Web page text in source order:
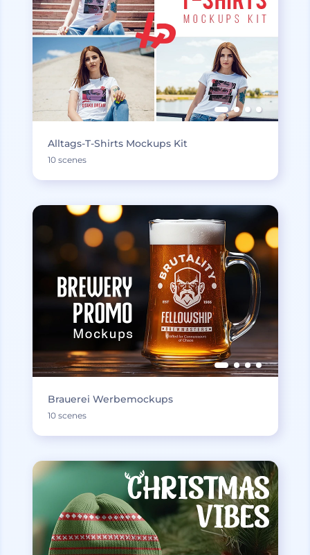
Alltags-T-Shirts Mockups Kit
10 scenes
Brauerei Werbemockups
10 scenes